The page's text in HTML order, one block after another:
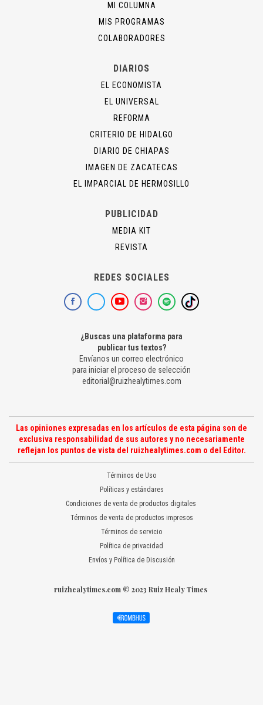
MI COLUMNA
MIS PROGRAMAS
COLABORADORES
DIARIOS
EL ECONOMISTA
EL UNIVERSAL
REFORMA
CRITERIO DE HIDALGO
DIARIO DE CHIAPAS
IMAGEN DE ZACATECAS
EL IMPARCIAL DE HERMOSILLO
PUBLICIDAD
MEDIA KIT
REVISTA
REDES SOCIALES
¿Buscas una plataforma para
publicar tus textos?
Envíanos un correo electrónico
para iniciar el proceso de selección
editorial@ruizhealytimes.com
Las opiniones expresadas en los artículos de esta página son de
exclusiva responsabilidad de sus autores y no necesariamente
reflejan los puntos de vista del ruizhealytimes.com o del Editor.
Términos de Uso
Políticas y estándares
Condiciones de venta de productos digitales
Términos de venta de productos impresos
Términos de servicio
Política de privacidad
Envíos y Política de Discusión
ruizhealytimes.com © 2023 Ruiz Healy Times